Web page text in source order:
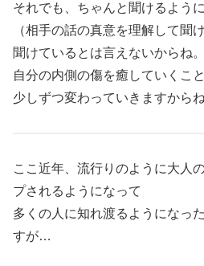
それでも、ちゃんと聞けるよう
（相手の話の真意を理解して聞
聞けているとは言えないからね。
自分の内側の傷を癒していくこ
少しずつ変わっていきますからね
ここ近年、流行りのように大人
プされるようになって
多くの人に知れ渡るようになっ
すが…